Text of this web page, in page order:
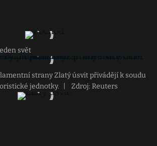
svět
strany Zlatý úsvit přivádějí k soudu
jednotky.
Zdroj: Reuters